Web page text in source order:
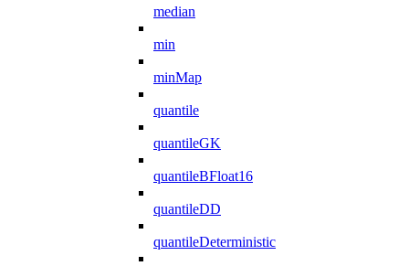
median
min
minMap
quantile
quantileGK
quantileBFloat16
quantileDD
quantileDeterministic